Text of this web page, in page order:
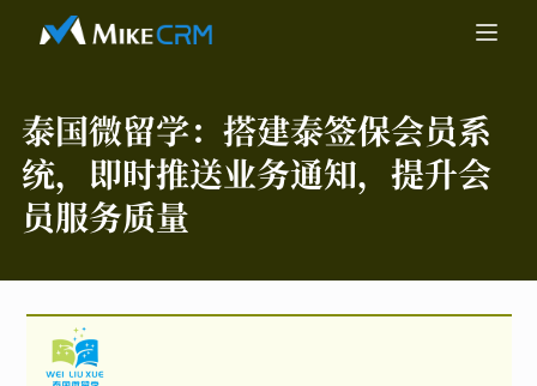
泰国微留学： 搭建泰签保会员系
统，即时推送业务通知，提升会
员服务质量